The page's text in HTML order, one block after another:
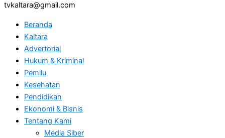
tvkaltara@gmail.com
Beranda
Kaltara
Advertorial
Hukum & Kriminal
Pemilu
Kesehatan
Pendidikan
Ekonomi & Bisnis
Tentang Kami
Media Siber